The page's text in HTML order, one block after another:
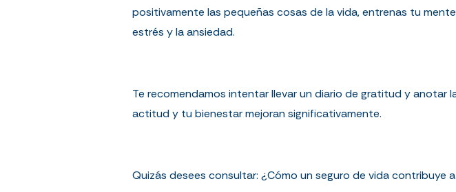
positivamente las pequeñas cosas de la vida, entrenas tu
estrés y la ansiedad.
Te recomendamos intentar llevar un diario de gratitud y anotar
actitud y tu bienestar mejoran significativamente.
Quizás desees consultar: ¿Cómo un seguro de vida contribuye